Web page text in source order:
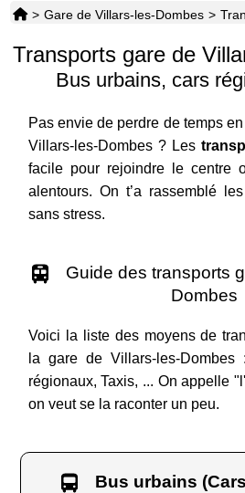
> Gare de Villars-les-Dombes >
Transports gare de
Bus urbains, cars
Pas envie de perdre de temps
Villars-les-Dombes ? Les
facile pour rejoindre le centre
alentours. On t’a rassemblé
sans stress.
Guide des transports
Dombes
Voici la liste des moyens de
la gare de Villars-les-
régionaux, Taxis, ... On appelle
on veut se la raconter un peu.
Bus urbains